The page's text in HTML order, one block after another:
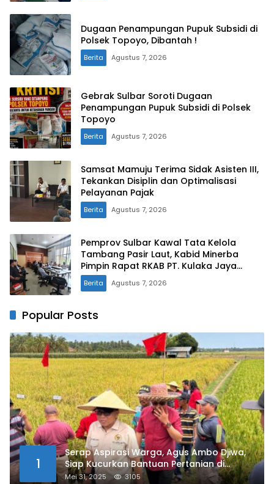
Dugaan Penampungan Pupuk Subsidi di
Polsek Topoyo, Dibantah !
Berita Agustus 7, 2026
Gebrak Sulbar Soroti Dugaan
Penampungan Pupuk Subsidi di Polsek
Topoyo
Berita Agustus 7, 2026
Samsat Mamuju Terima Sidak Asisten III,
Tekankan Disiplin dan Optimalisasi
Pelayanan Pajak
Berita Agustus 7, 2026
Pemprov Sulbar Kawal Tata Kelola
Tambang Pasir Laut, Kabid Minerba
Pimpin Rapat RKAB PT. Kulaka Jaya
Perkasa
Berita Agustus 7, 2026
Popular Posts
1
Serap Aspirasi Warga, Agus Ambo Djiwa,
Siap Kucurkan Bantuan Pertanian di
Kalukku
Mei 31, 2025 3105